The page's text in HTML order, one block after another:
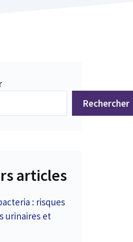
Rechercher
articles
: risques
urinaires et